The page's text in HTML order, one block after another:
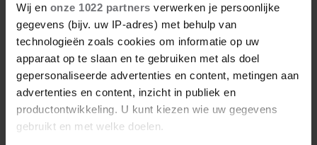
Wij en onze 1022 partners verwerken je persoonlijke
gegevens (bijv. uw IP-adres) met behulp van
technologieën zoals cookies om informatie op uw
apparaat op te slaan en te gebruiken met als doel
gepersonaliseerde advertenties en content, metingen aan
advertenties en content, inzicht in publiek en
productontwikkeling. U kunt kiezen wie uw gegevens
gebruikt en met welke doelen.